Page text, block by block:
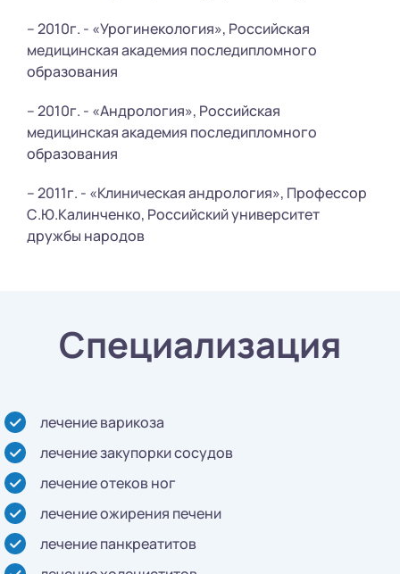
– 2010г. - «Урогинекология», Российская
медицинская академия последипломного
образования
– 2010г. - «Андрология», Российская
медицинская академия последипломного
образования
– 2011г. - «Клиническая андрология», Профессор
С.Ю.Калинченко, Российский университет
дружбы народов
Специализация
лечение варикоза
лечение закупорки сосудов
лечение отеков ног
лечение ожирения печени
лечение панкреатитов